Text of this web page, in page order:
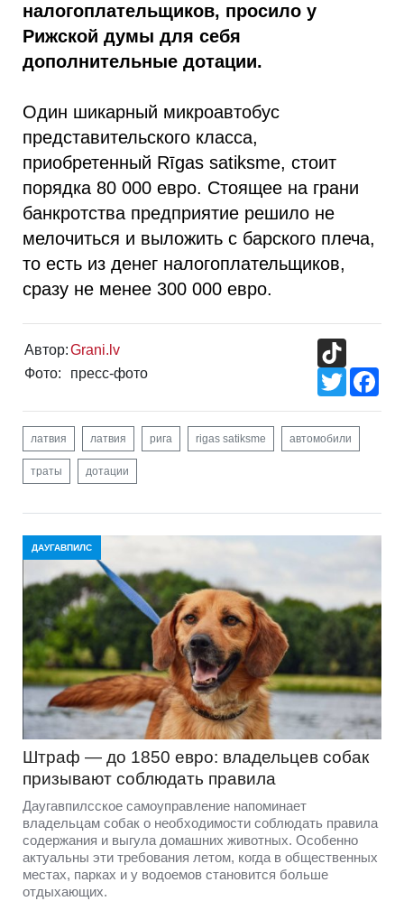
налогоплательщиков, просило у
Рижской думы для себя
дополнительные дотации.
Один шикарный микроавтобус
представительского класса,
приобретенный Rīgas satiksme, стоит
порядка 80 000 евро. Стоящее на грани
банкротства предприятие решило не
мелочиться и выложить с барского плеча,
то есть из денег налогоплательщиков,
сразу не менее 300 000 евро.
Автор:Grani.lv
Фото:
пресс-фото
Twitter
латвия латвия рига rigas satiksme автомобили
траты дотации
ДАУГАВПИЛС
Штраф — до 1850 евро: владельцев собак
призывают соблюдать правила
Даугавпилсское самоуправление напоминает
владельцам собак о необходимости соблюдать правила
содержания и выгула домашних животных. Особенно
актуальны эти требования летом, когда в общественных
местах, парках и у водоемов становится больше
отдыхающих.